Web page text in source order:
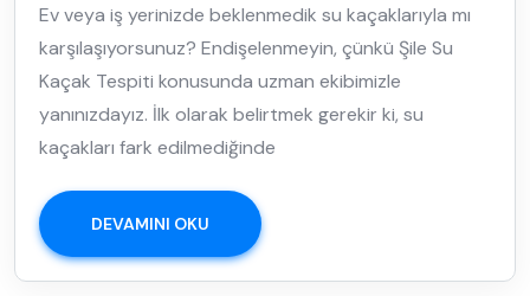
Ev veya iş yerinizde beklenmedik su kaçaklarıyla mı
karşılaşıyorsunuz? Endişelenmeyin, çünkü Şile Su
Kaçak Tespiti konusunda uzman ekibimizle
yanınızdayız. İlk olarak belirtmek gerekir ki, su
kaçakları fark edilmediğinde
DEVAMINI OKU